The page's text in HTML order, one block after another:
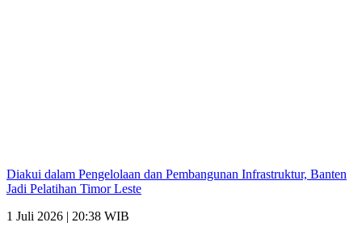
Diakui dalam Pengelolaan dan Pembangunan Infrastruktur, Banten
Jadi Pelatihan Timor Leste
1 Juli 2026 | 20:38 WIB